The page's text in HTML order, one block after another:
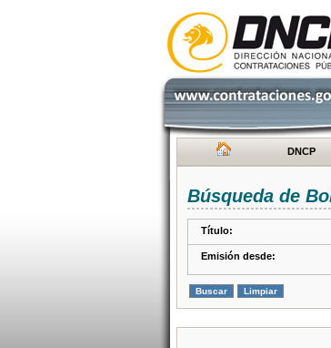
DNCP
Búsqueda de
Título:
Emisión desde: